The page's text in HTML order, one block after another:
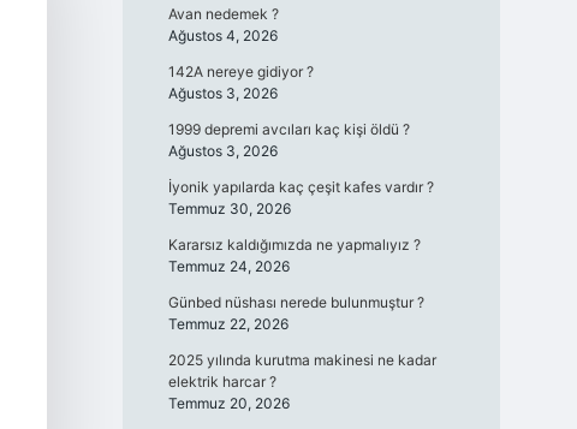
Avan nedemek ?
Ağustos 4, 2026
142A nereye gidiyor ?
Ağustos 3, 2026
1999 depremi avcıları kaç kişi öldü ?
Ağustos 3, 2026
İyonik yapılarda kaç çeşit kafes vardır ?
Temmuz 30, 2026
Kararsız kaldığımızda ne yapmalıyız ?
Temmuz 24, 2026
Günbed nüshası nerede bulunmuştur ?
Temmuz 22, 2026
2025 yılında kurutma makinesi ne kadar
elektrik harcar ?
Temmuz 20, 2026